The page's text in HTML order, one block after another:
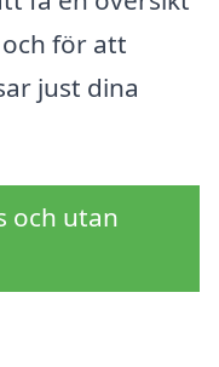
för att
just dina
och utan